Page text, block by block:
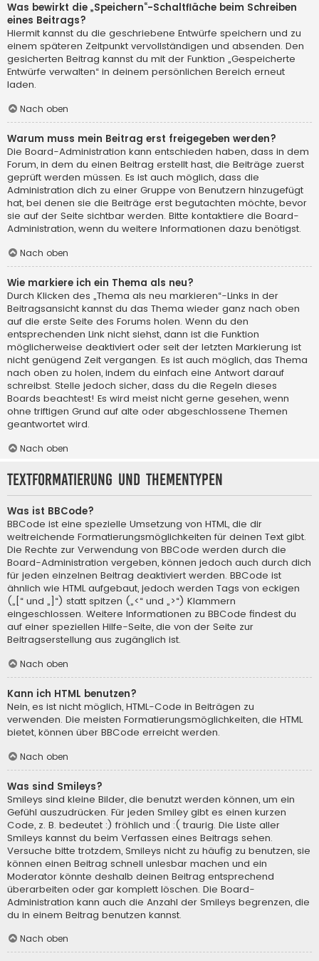
Was bewirkt die „Speichern“-Schaltfläche beim Schreiben
eines Beitrags?
Hiermit kannst du die geschriebene Entwürfe speichern und zu
einem späteren Zeitpunkt vervollständigen und absenden. Den
gesicherten Beitrag kannst du mit der Funktion „Gespeicherte
Entwürfe verwalten“ in deinem persönlichen Bereich erneut
laden.
Nach oben
Warum muss mein Beitrag erst freigegeben werden?
Die Board-Administration kann entschieden haben, dass in dem
Forum, in dem du einen Beitrag erstellt hast, die Beiträge zuerst
geprüft werden müssen. Es ist auch möglich, dass die
Administration dich zu einer Gruppe von Benutzern hinzugefügt
hat, bei denen sie die Beiträge erst begutachten möchte, bevor
sie auf der Seite sichtbar werden. Bitte kontaktiere die Board-
Administration, wenn du weitere Informationen dazu benötigst.
Nach oben
Wie markiere ich ein Thema als neu?
Durch Klicken des „Thema als neu markieren“-Links in der
Beitragsansicht kannst du das Thema wieder ganz nach oben
auf die erste Seite des Forums holen. Wenn du den
entsprechenden Link nicht siehst, dann ist die Funktion
möglicherweise deaktiviert oder seit der letzten Markierung ist
nicht genügend Zeit vergangen. Es ist auch möglich, das Thema
nach oben zu holen, indem du einfach eine Antwort darauf
schreibst. Stelle jedoch sicher, dass du die Regeln dieses
Boards beachtest! Es wird meist nicht gerne gesehen, wenn
ohne triftigen Grund auf alte oder abgeschlossene Themen
geantwortet wird.
Nach oben
Textformatierung und Thementypen
Was ist BBCode?
BBCode ist eine spezielle Umsetzung von HTML, die dir
weitreichende Formatierungsmöglichkeiten für deinen Text gibt.
Die Rechte zur Verwendung von BBCode werden durch die
Board-Administration vergeben, können jedoch auch durch dich
für jeden einzelnen Beitrag deaktiviert werden. BBCode ist
ähnlich wie HTML aufgebaut, jedoch werden Tags von eckigen
(„[“ und „]“) statt spitzen („<“ und „>“) Klammern
eingeschlossen. Weitere Informationen zu BBCode findest du
auf einer speziellen Hilfe-Seite, die von der Seite zur
Beitragserstellung aus zugänglich ist.
Nach oben
Kann ich HTML benutzen?
Nein, es ist nicht möglich, HTML-Code in Beiträgen zu
verwenden. Die meisten Formatierungsmöglichkeiten, die HTML
bietet, können über BBCode erreicht werden.
Nach oben
Was sind Smileys?
Smileys sind kleine Bilder, die benutzt werden können, um ein
Gefühl auszudrücken. Für jeden Smiley gibt es einen kurzen
Code, z. B. bedeutet :) fröhlich und :( traurig. Die Liste aller
Smileys kannst du beim Verfassen eines Beitrags sehen.
Versuche bitte trotzdem, Smileys nicht zu häufig zu benutzen, sie
können einen Beitrag schnell unlesbar machen und ein
Moderator könnte deshalb deinen Beitrag entsprechend
überarbeiten oder gar komplett löschen. Die Board-
Administration kann auch die Anzahl der Smileys begrenzen, die
du in einem Beitrag benutzen kannst.
Nach oben